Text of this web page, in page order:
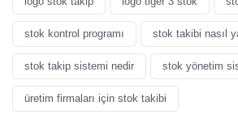
stok kontrol programı stok takibi nasıl
stok takip sistemi nedir stok yönetim
üretim firmaları için stok takibi